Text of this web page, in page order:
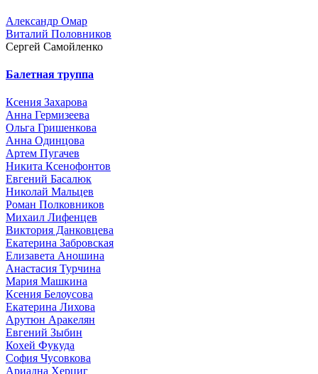
Александр Омар
Виталий Половников
Сергей Самойленко
Балетная труппа
Ксения Захарова
Анна Гермизеева
Ольга Гришенкова
Анна Одинцова
Артем Пугачев
Никита Ксенофонтов
Евгений Басалюк
Николай Мальцев
Роман Полковников
Михаил Лифенцев
Виктория Данковцева
Екатерина Забровская
Елизавета Аношина
Анастасия Турчина
Мария Машкина
Ксения Белоусова
Екатерина Лихова
Арутюн Аракелян
Евгений Зыбин
Кохей Фукуда
София Чусовкова
Ариадна Херциг